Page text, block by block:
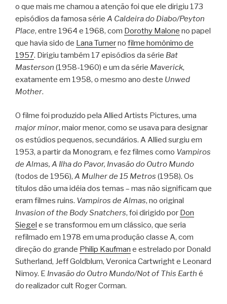
o que mais me chamou a atenção foi que ele dirigiu 173
episódios da famosa série A Caldeira do Diabo/Peyton
Place, entre 1964 e 1968, com Dorothy Malone no papel
que havia sido de Lana Turnerno filme homônimo de
1957. Dirigiu também 17 episódios da série Bat
Masterson (1958-1960) e um da série Maverick,
exatamente em 1958, o mesmo ano deste Unwed
Mother.
O filme foi produzido pela Allied Artists Pictures, uma
major minor, maior menor, como se usava para designar
os estúdios pequenos, secundários. A Allied surgiu em
1953, a partir da Monogram, e fez filmes como Vampiros
de Almas, A Ilha do Pavor, Invasão do Outro Mundo
(todos de 1956), A Mulher de 15 Metros (1958). Os
títulos dão uma idéia dos temas – mas não significam que
eram filmes ruins. Vampiros de Almas, no original
Invasion of the Body Snatchers, foi dirigido por Don
Siegel e se transformou em um clássico, que seria
refilmado em 1978 em uma produção classe A, com
direção do grande Philip Kaufman e estrelado por Donald
Sutherland, Jeff Goldblum, Veronica Cartwright e Leonard
Nimoy. E Invasão do Outro Mundo/Not of This Earth é
do realizador cult Roger Corman.